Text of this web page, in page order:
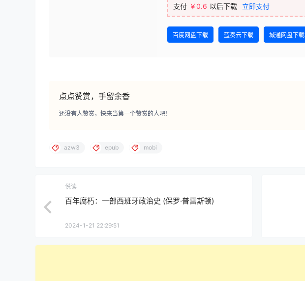
支付 ￥0.6 以后下载 立即支付
百度网盘下载 蓝奏云下载 城通网盘下载
点点赞赏，手留余香
还没有人赞赏，快来当第一个赞赏的人吧！
azw3 epub mobi
悦读
百年腐朽：一部西班牙政治史 (保罗·普雷斯顿)
2024-1-21 22:29:51